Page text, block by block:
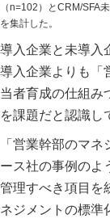
（n=102）とCRM/SFA
を集計した。
導入企業と未導入
導入企業よりも「
当者育成の仕組み
を課題だと認識し
「営業幹部のマ
ース社の事例のよ
管理すべき項目を
ネジメントの標準